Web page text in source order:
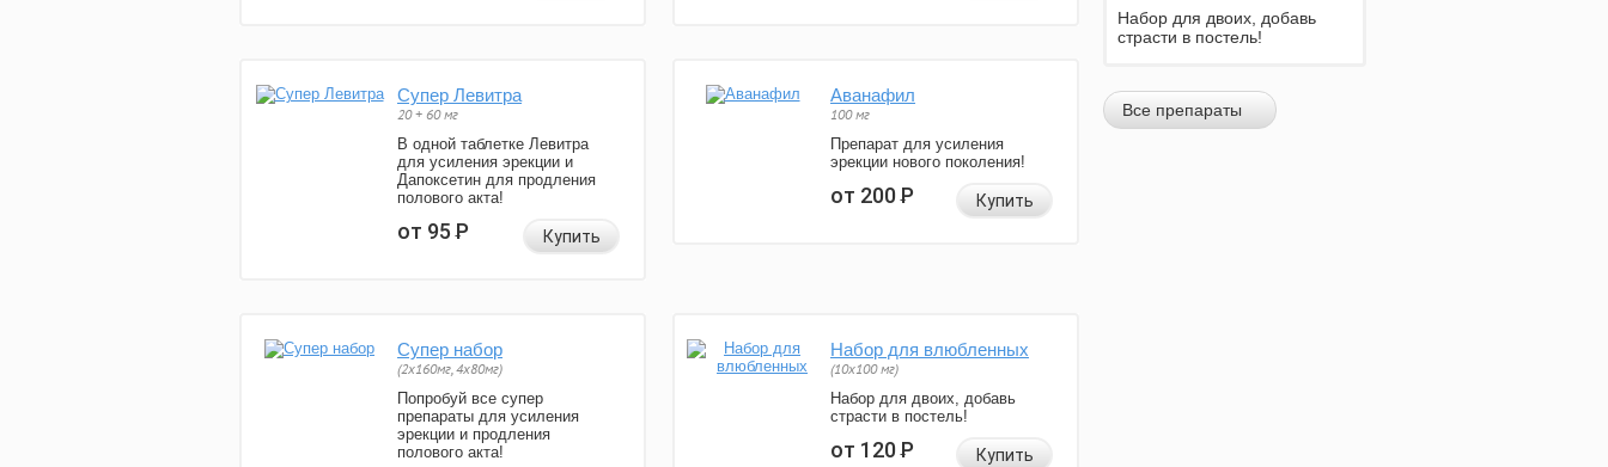
Супер Левитра
20 + 60 мг
В одной таблетке Левитра
для усиления эрекции и
Дапоксетин для продления
полового акта!
от 95Р Купить
Аванафил
100 мг
Препарат для усиления
эрекции нового поколения!
от 200Р Купить
Супер набор
(2х160мг, 4х80мг)
Попробуй все супер
препараты для усиления
эрекции и продления
полового акта!
Набор для влюбленных
(10х100 мг)
Набор для двоих, добавь
страсти в постель!
от 120Р Купить
Набор для двоих, добавь
страсти в постель!
Все препараты